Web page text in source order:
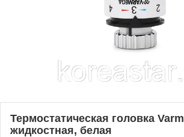
Термостатическая головка
жидкостная, белая